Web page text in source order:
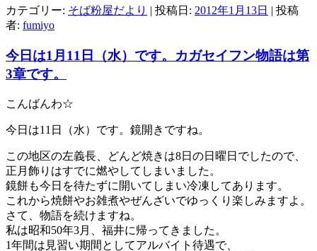
カテゴリー: そば粉屋だより | 投稿日: 2012年1月13日 | 投稿
者: fumiyo
今日は1月11日（水）です。カガセイフン物語は第
3章です。
こんばんわ☆
今日は11日（水）です。鏡開きですね。
この地区の左義長、どんど焼きは8日の日曜日でしたので、
正月飾りはすでに燃やしてしまいました。
鏡餅も今日を待たずに開いてしまい冷凍してあります。
これから焼餅やお雑煮やぜんざいでゆっくり楽しみますよ。
さて、物語を続けますね。
私は昭和50年3月、福井に帰ってきました。
1年間は見習い期間としてアルバイト待遇で、